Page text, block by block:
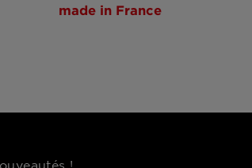
made in France
!